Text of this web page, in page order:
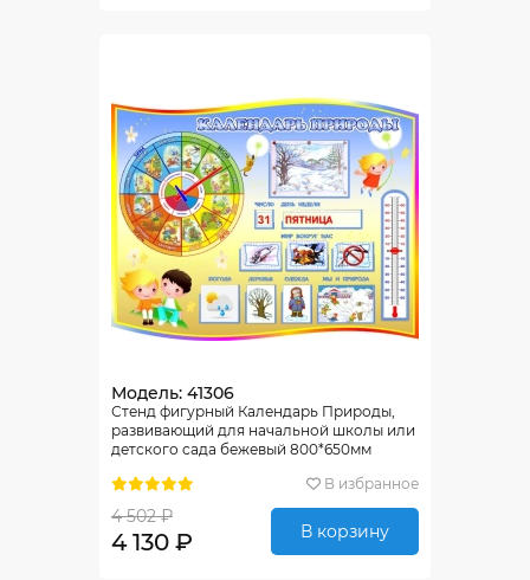
Модель: 41306
Стенд фигурный Календарь Природы,
развивающий для начальной школы или
детского сада бежевый 800*650мм
В избранное
4 502 ₽
4 130 ₽ В корзину